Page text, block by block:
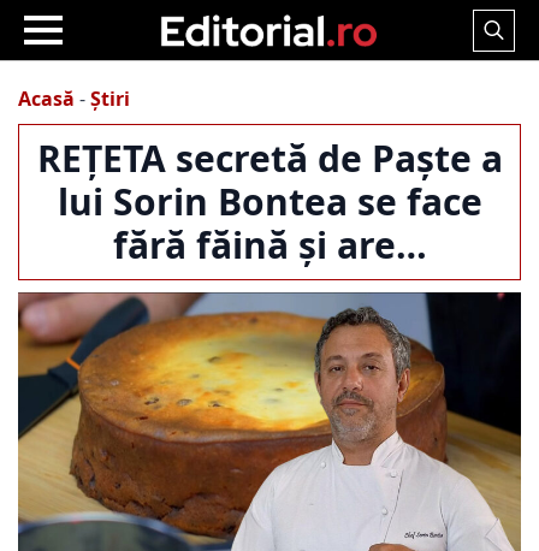
Search
Acasă -Știri
REȚETA secretă de Paște a
lui Sorin Bontea se face
fără făină și are…